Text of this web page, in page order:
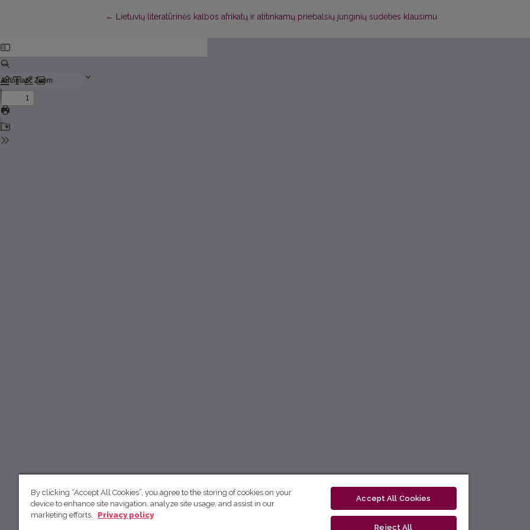
← Return to Article Details
Lietuvių literatūrinės kalbos afrikatų ir atitinkamų priebalsių junginių sudėties klausimu
By clicking “Accept All Cookies”, you agree to the storing of cookies on your
device to enhance site navigation, analyze site usage, and assist in our
marketing efforts.
Privacy policy
Accept All Cookies
Reject All